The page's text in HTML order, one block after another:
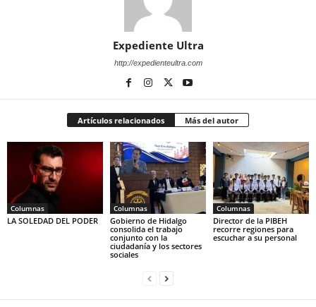
Expediente Ultra
http://expedienteultra.com
Artículos relacionados Más del autor
Columnas
LA SOLEDAD DEL PODER
Columnas
Gobierno de Hidalgo
consolida el trabajo
conjunto con la
ciudadanía y los sectores
sociales
Columnas
Director de la PIBEH
recorre regiones para
escuchar a su personal